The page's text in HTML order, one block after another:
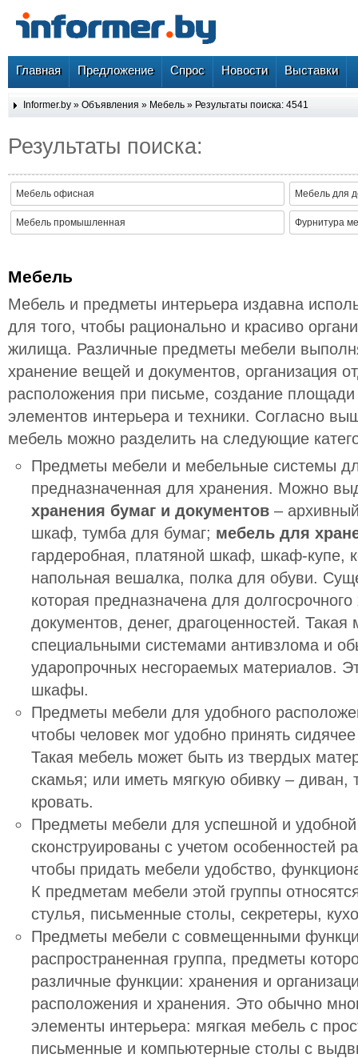
Главная Предложение Спрос Новости Выставки
Informer.by » Объявления » Мебель » Результаты поиска: 4541
Результаты поиска:
Мебель офисная Мебель для
Мебель промышленная Фурнитура
Мебель
Мебель и предметы интерьера издавна
для того, чтобы рационально и красиво
жилища. Различные предметы мебели
хранение вещей и документов, организация
расположения при письме, создание
элементов интерьера и техники. Согласно
мебель можно разделить на следующие
Предметы мебели и мебельные системы
предназначенная для хранения. Можно
хранения бумаг и документов–
шкаф, тумба для бумаг; мебель для
гардеробная, платяной шкаф, шкаф-купе,
напольная вешалка, полка для обуви.
которая предназначена для
документов, денег, драгоценностей.
специальными системами антивзлома и
ударопрочных несгораемых материалов.
шкафы.
Предметы мебели для удобного
чтобы человек мог удобно принять
Такая мебель может быть из твердых
скамья; или иметь мягкую обивку – диван,
кровать.
Предметы мебели для успешной и удобной
сконструированы с учетом особенностей
чтобы придать мебели удобство,
К предметам мебели этой группы
стулья, письменные столы, секретеры,
Предметы мебели с совмещенными
распространенная группа, предметы
различные функции: хранения и
расположения и хранения. Это обычно
элементы интерьера: мягкая мебель с
письменные и компьютерные столы с